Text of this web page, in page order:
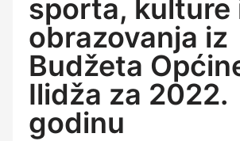
sporta, kulture
obrazovanja iz
Budžeta
Ilidža za 2022.
godinu